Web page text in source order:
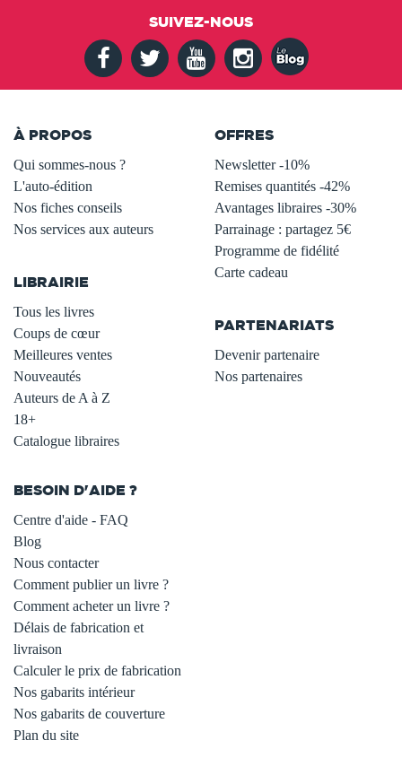
SUIVEZ-NOUS
À PROPOS
Qui sommes-nous ?
L'auto-édition
Nos fiches conseils
Nos services aux auteurs
LIBRAIRIE
Tous les livres
Coups de cœur
Meilleures ventes
Nouveautés
Auteurs de A à Z
18+
Catalogue libraires
OFFRES
Newsletter -10%
Remises quantités -42%
Avantages libraires -30%
Parrainage : partagez 5€
Programme de fidélité
Carte cadeau
PARTENARIATS
Devenir partenaire
Nos partenaires
BESOIN D'AIDE ?
Centre d'aide - FAQ
Blog
Nous contacter
Comment publier un livre ?
Comment acheter un livre ?
Délais de fabrication et
livraison
Calculer le prix de fabrication
Nos gabarits intérieur
Nos gabarits de couverture
Plan du site